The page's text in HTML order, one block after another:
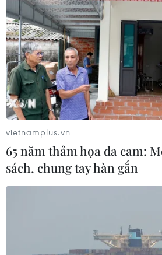
vietnamplus.vn
65 năm thảm họa da cam:
sách, chung tay hàn gắn